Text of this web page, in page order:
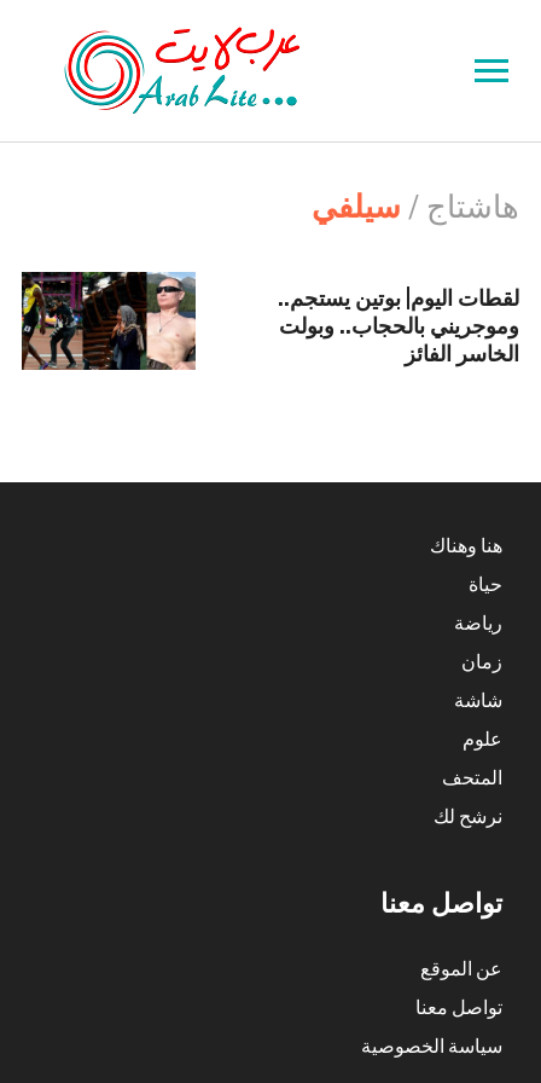
Toggle
navigationهاشتاج / سيلفي
لقطات اليوم| بوتين يستجم..
وموجريني بالحجاب.. وبولت
الخاسر الفائز
هنا وهناك
حياة
رياضة
زمان
شاشة
علوم
المتحف
نرشح لك
تواصل معنا
عن الموقع
تواصل معنا
سياسة الخصوصية